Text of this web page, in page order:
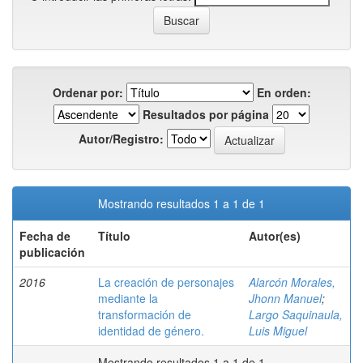
Ordenar por:
En orden:
Resultados por página
Autor/Registro:
Mostrando resultados 1 a 1 de 1
Fecha de
publicación
Título Autor(es)
2016
La creación de personajes
mediante la
transformación de
identidad de género.
Alarcón Morales,
Jhonn Manuel;
Largo Saquinaula,
Luis Miguel